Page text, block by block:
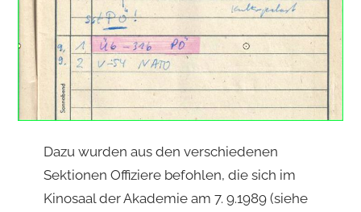
Dazu wurden aus den verschiedenen
Sektionen Offiziere befohlen, die sich im
Kinosaal der Akademie am 7. 9.1989 (siehe